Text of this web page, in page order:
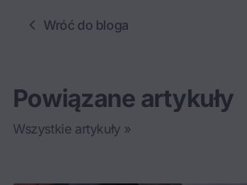
Wróć do bloga
Powiązane artykuły
Wszystkie artykuły »